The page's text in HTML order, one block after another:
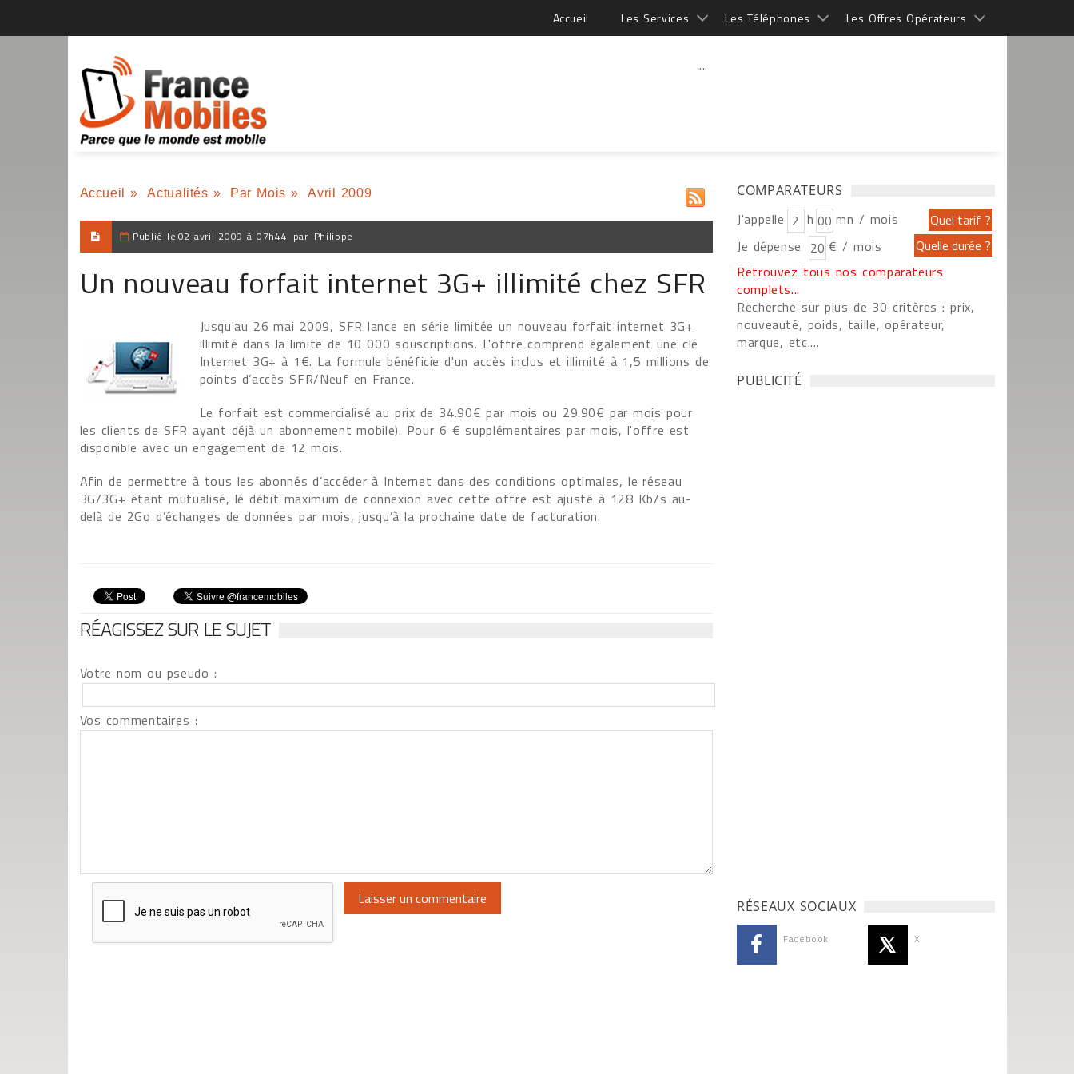
Accueil Les Services Les Téléphones Les Offres Opérateurs
...
Accueil » Actualités » Par Mois » Avril 2009
Publié le 02 avril 2009 à 07h44 par Philippe
Un nouveau forfait internet 3G+ illimité chez SFR
Jusqu'au 26 mai 2009, SFR lance en série limitée un nouveau forfait internet 3G+
illimité dans la limite de 10 000 souscriptions. L'offre comprend également une clé
Internet 3G+ à 1€. La formule bénéficie d'un accès inclus et illimité à 1,5 millions de
points d’accès SFR/Neuf en France.
Le forfait est commercialisé au prix de 34.90€ par mois ou 29.90€ par mois pour
les clients de SFR ayant déjà un abonnement mobile). Pour 6 € supplémentaires par mois, l'offre est
disponible avec un engagement de 12 mois.
Afin de permettre à tous les abonnés d’accéder à Internet dans des conditions optimales, le réseau
3G/3G+ étant mutualisé, lé débit maximum de connexion avec cette offre est ajusté à 128 Kb/s au-
delà de 2Go d’échanges de données par mois, jusqu’à la prochaine date de facturation.
RÉAGISSEZ SUR LE SUJET
Votre nom ou pseudo :
Vos commentaires :
COMPARATEURS
J'appelle h
mn / mois
Je dépense
€ / mois
Retrouvez tous nos comparateurs
complets...
Recherche sur plus de 30 critères : prix,
nouveauté, poids, taille, opérateur,
marque, etc....
PUBLICITÉ
RÉSEAUX SOCIAUX
Facebook X